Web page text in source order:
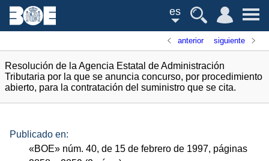
es
anterior siguiente
Resolución de la Agencia Estatal de Administración
Tributaria por la que se anuncia concurso, por procedimiento
abierto, para la contratación del suministro que se cita.
Publicado en:
«BOE» núm. 40, de 15 de febrero de 1997, páginas